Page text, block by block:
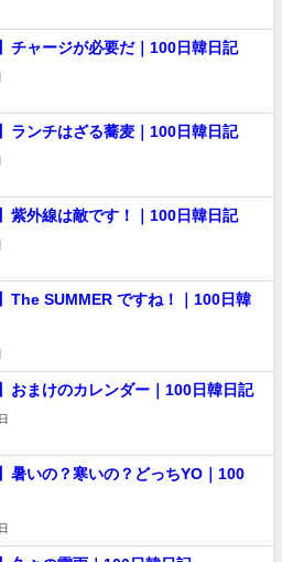
チャージが必要だ｜100日韓日記
ランチはざる蕎麦｜100日韓日記
紫外線は敵です！｜100日韓日記
The SUMMER ですね！｜100日韓
おまけのカレンダー｜100日韓日記
暑いの？寒いの？どっちYO｜100